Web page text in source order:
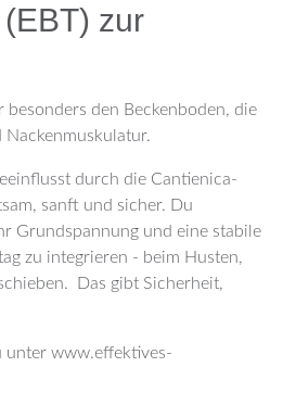
zur
den Beckenboden, die
Nackenmuskulatur.
durch die Cantienica-
sanft und sicher. Du
Grundspannung und eine stabile
zu integrieren - beim Husten,
Das gibt Sicherheit,
unter www.effektives-